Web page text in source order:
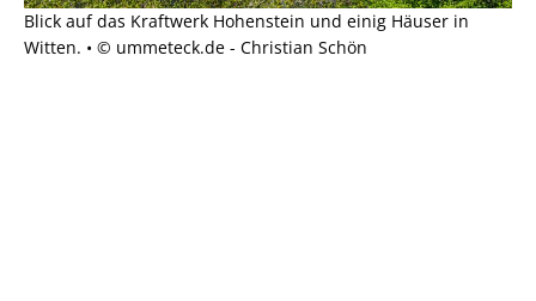
Blick auf das Kraftwerk Hohenstein und einig Häuser in
Witten. • © ummeteck.de - Christian Schön